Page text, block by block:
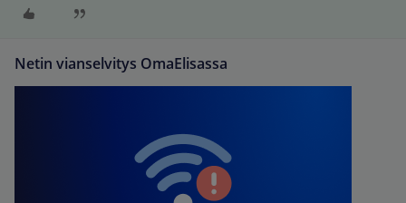
Netin vianselvitys OmaElisassa